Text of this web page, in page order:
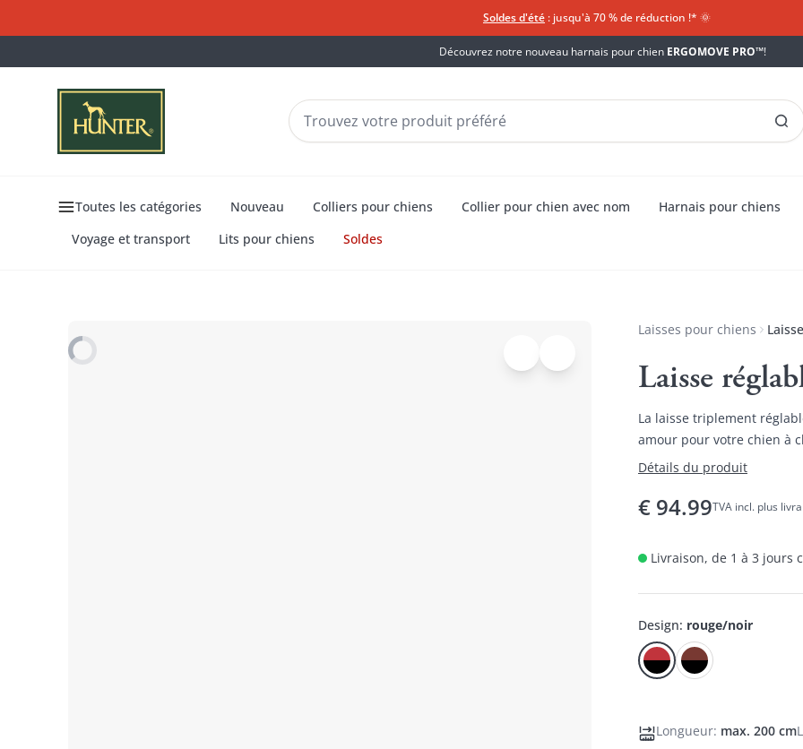
Soldes d'été : jusqu'à 70 % de réduction !*​ 🌞
Découvrez notre nouveau harnais pour chien ERGOMOVE PRO™!
Toutes les catégories Nouveau Colliers pour chiens Collier pour chien avec nom
Harnais pour chiens
Voyage et transport
Lits pour chiens Soldes
Laisses pour chiens
Laisse
La laisse triplement
amour pour votre chien à
Détails du produit
€ 94.99TVA incl. plus
Livraison, de 1 à 3 jours
Design: rouge/noir
Longueur: max. 200 cm